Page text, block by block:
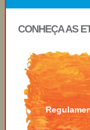
CONHEÇA AS